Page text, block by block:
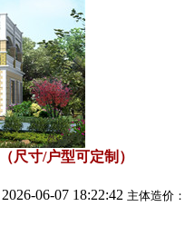
（尺寸/户型可定制）
2026-06-07 18:22:42 主体造价：